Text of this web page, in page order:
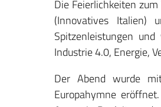
Die Feierlichkeiten
(Innovatives Italien)
Spitzenleistungen
Industrie 4.0, Energie,
Der Abend wurde
Europahymne